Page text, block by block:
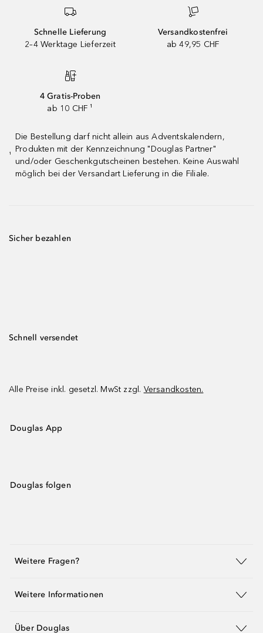
Schnelle Lieferung
2–4 Werktage Lieferzeit
Versandkostenfrei
ab 49,95 CHF
4 Gratis-Proben
ab 10 CHF ¹
¹
Die Bestellung darf nicht allein aus Adventskalendern,
Produkten mit der Kennzeichnung "Douglas Partner"
und/oder Geschenkgutscheinen bestehen. Keine Auswahl
möglich bei der Versandart Lieferung in die Filiale.
Sicher bezahlen
Schnell versendet
Alle Preise inkl. gesetzl. MwSt zzgl. Versandkosten.
Douglas App
Douglas folgen
Weitere Fragen?
Weitere Informationen
Über Douglas